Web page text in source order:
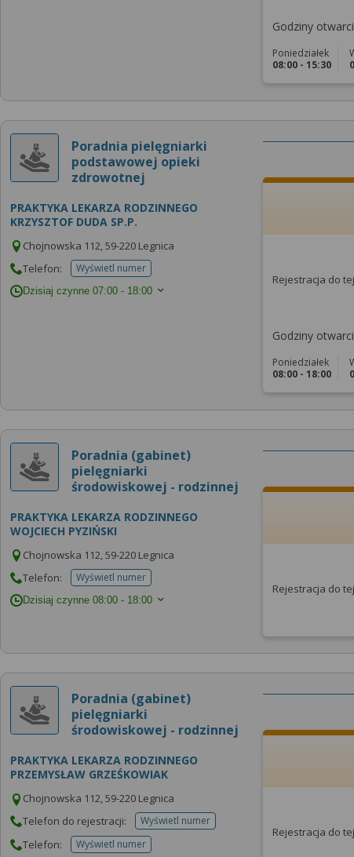
Godziny
Poniedziałek
08:00 - 15:30
Poradnia pielęgniarki
podstawowej opieki
zdrowotnej
PRAKTYKA LEKARZA RODZINNEGO
KRZYSZTOF DUDA SP.P.
Chojnowska 112, 59-220 Legnica
Telefon:
Wyświetl numertelefonu do placowki
Dzisiaj czynne 07:00 - 18:00
Rejestracja do
Godziny
Poniedziałek
08:00 - 18:00
Poradnia (gabinet)
pielęgniarki
środowiskowej - rodzinnej
PRAKTYKA LEKARZA RODZINNEGO
WOJCIECH PYZIŃSKI
Chojnowska 112, 59-220 Legnica
Telefon:
Wyświetl numertelefonu do placowki
Dzisiaj czynne 08:00 - 18:00
Rejestracja do
Poradnia (gabinet)
pielęgniarki
środowiskowej - rodzinnej
PRAKTYKA LEKARZA RODZINNEGO
PRZEMYSŁAW GRZEŚKOWIAK
Chojnowska 112, 59-220 Legnica
Telefon do rejestracji:
Wyświetl numertelefonu do rejestracji
Telefon: Wyświetl numertelefonu do placowki
Rejestracja do